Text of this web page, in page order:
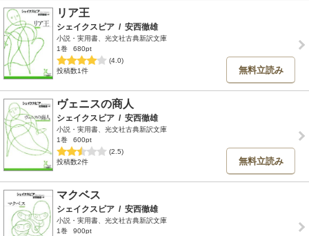
リア王
シェイクスピア / 安西徹雄
小説・実用書、光文社古典新訳文庫
1巻
680pt
(4.0)
投稿数1件
無料立読み
ヴェニスの商人
シェイクスピア / 安西徹雄
小説・実用書、光文社古典新訳文庫
1巻
600pt
(2.5)
投稿数2件
無料立読み
マクベス
シェイクスピア / 安西徹雄
小説・実用書、光文社古典新訳文庫
1巻
900pt